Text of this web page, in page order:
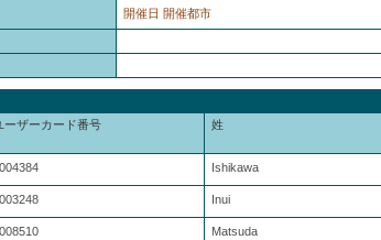
開催日 開催都市
ーザーカード番号
姓
Ishikawa
Inui
Matsuda